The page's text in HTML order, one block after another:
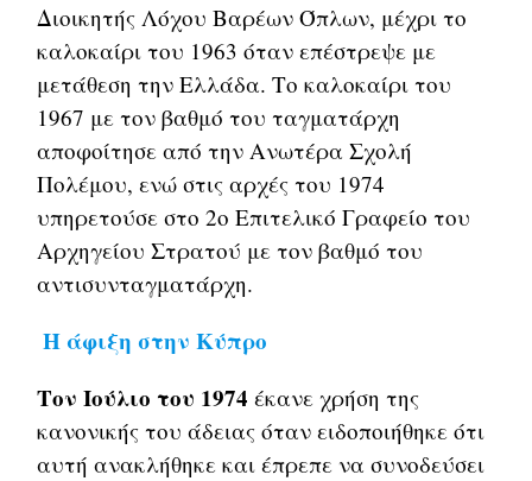
Διοικητής Λόχου Βαρέων Όπλων, μέχρι το
καλοκαίρι του 1963 όταν επέστρεψε με
μετάθεση την Ελλάδα. Το καλοκαίρι του
1967 με τον βαθμό του ταγματάρχη
αποφοίτησε από την Ανωτέρα Σχολή
Πολέμου, ενώ στις αρχές του 1974
υπηρετούσε στο 2ο Επιτελικό Γραφείο του
Αρχηγείου Στρατού με τον βαθμό του
αντισυνταγματάρχη.
Η άφιξη στην Κύπρο
Τον Ιούλιο του 1974 έκανε χρήση της
κανονικής του άδειας όταν ειδοποιήθηκε ότι
αυτή ανακλήθηκε και έπρεπε να συνοδεύσει